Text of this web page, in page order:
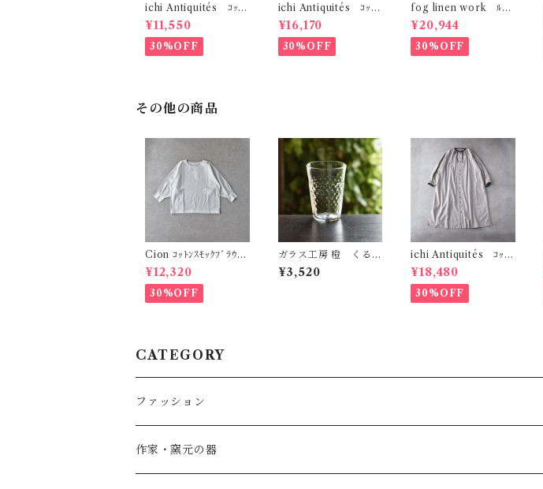
ichi Antiquités ｺｯﾄﾝ
ﾘﾈﾝｷﾞﾝｶﾞﾑﾁｪｯｸ ﾌﾟﾙｵｰ
ﾊﾞｰﾌﾞﾗｳｽ (ﾌﾞﾗｯｸ) 11
01107
¥11,550
30%OFF
ichi Antiquités ｺｯﾄﾝ
ﾘﾈﾝｽﾄﾗｲﾌﾟ ﾜｲﾄﾞﾊﾟﾝﾂ
(ﾌﾞﾗｳﾝ) 1100617
¥16,170
30%OFF
fog linen work ﾙﾋﾞ
ｰﾜﾝﾋﾟｰｽ (ｳﾞｨｵﾗｯｾ) L
WA829
¥20,944
30%OFF
その他の商品
Cion ｺｯﾄﾝｽﾓｯｸﾌﾞﾗｳｽ
(ｵﾌﾎﾜｲﾄ) 19-14231
¥12,320
30%OFF
ガラス工房 橙 くるみ
タンブラー・S（ダイ
ヤ）
¥3,520
ichi Antiquités ｺｯﾄﾝ
ｶｼﾐﾔ ﾊﾞｲｶﾗｰﾜﾝﾋﾟｰｽ (ﾅ
ﾁｭﾗﾙ) 1100613
¥18,480
30%OFF
CATEGORY
ファッション
SALE
作家・窯元の器